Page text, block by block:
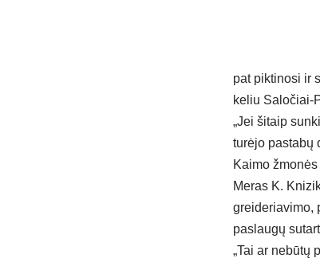
pat piktinosi ir
keliu Saločiai-
„Jei šitaip
turėjo pastabų
Kaimo
Meras K.
greideriavimo,
paslaugų
„Tai ar nebūtų